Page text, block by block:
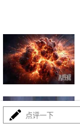
点评一下